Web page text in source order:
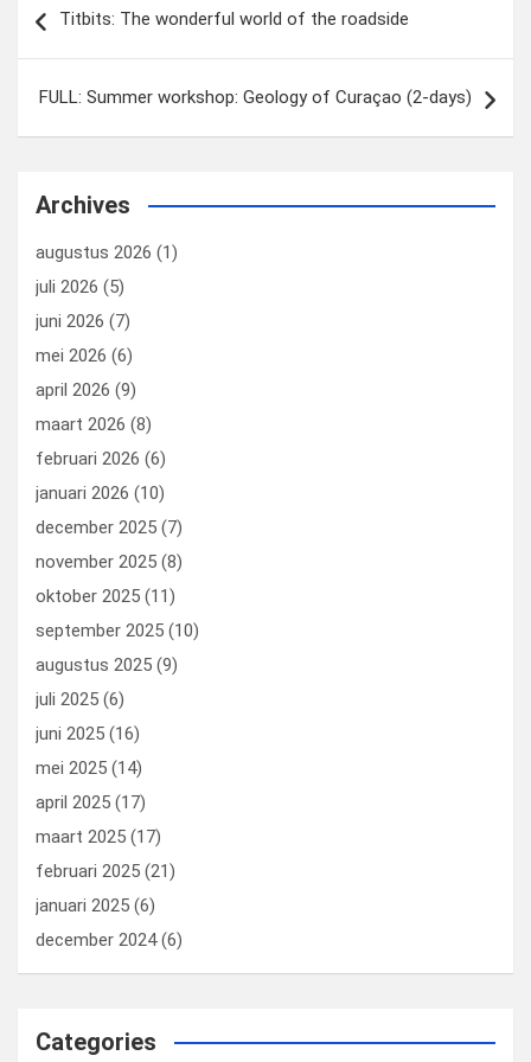
navigatie
Titbits: The wonderful world of the roadside
FULL: Summer workshop: Geology of Curaçao (2-days)
Archives
augustus 2026 (1)
juli 2026 (5)
juni 2026 (7)
mei 2026 (6)
april 2026 (9)
maart 2026 (8)
februari 2026 (6)
januari 2026 (10)
december 2025 (7)
november 2025 (8)
oktober 2025 (11)
september 2025 (10)
augustus 2025 (9)
juli 2025 (6)
juni 2025 (16)
mei 2025 (14)
april 2025 (17)
maart 2025 (17)
februari 2025 (21)
januari 2025 (6)
december 2024(6)
Categories